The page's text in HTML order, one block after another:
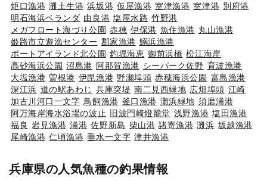
炬口漁港 灘土生港 浜坂港 仮屋漁港 室津漁港 室津港 別府港
明石海浜ベランダ 由良港 塩屋水路 竹野港
メガフロート海づり公園 赤穂 伊保港 魚住漁港 丸山漁港
姫路市立遊漁センター 郡家漁港 鰯浜漁港
ポートアイランド北公園 釣堀海恵 御前浜橋 松江海岸
高砂海浜公園 沼島港 阿那賀漁港 シーパーク佐野 育波漁港
大塩漁港 曽根港 伊毘漁港 野瀬埠頭 赤穂海浜公園 富島漁港
深江浜 道の駅あわじ 兵庫突堤 南二見西緑地 広畑埠頭 江崎
加古川河口一文字 鳥飼漁港 釜口漁港 灘浜緑地 須磨浦港
阿万海岸海水浴場の波止 旧波門崎燈籠堂 浅野漁港 塩田漁港
福良 岩見漁港 浦港 佐野新島 柴山港 諸寄漁港 灘浜 坂越漁港
尾崎漁港 仁頃漁港 垂水一文字 津井漁港
兵庫県の人気魚種の釣果情報